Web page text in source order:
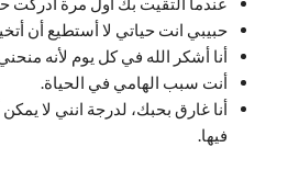
حبيبي انت حياتي لا أستطيع أن
أنا أشكر الله في كل يوم لأنه
أنت سبب الهامي في الحياة.
أنا غارق بحبك، لدرجة انني لا
فيها.